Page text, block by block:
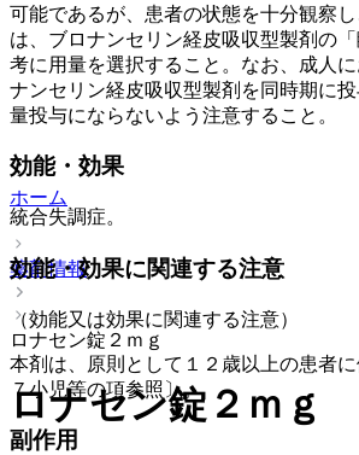
可能であるが、患者の状態を十分観察
は、ブロナンセリン経皮吸収型製剤の
考に用量を選択すること。なお、成人
ナンセリン経皮吸収型製剤を同時期に
量投与にならないよう注意すること。
効能・効果
統合失調症。
効能・効果に関連する注意
（効能又は効果に関連する注意）
本剤は、原則として１２歳以上の患者に
７小児等の項参照〕。
副作用
ホーム
薬剤情報
ロナセン錠２ｍｇ
ロナセン錠２ｍｇ